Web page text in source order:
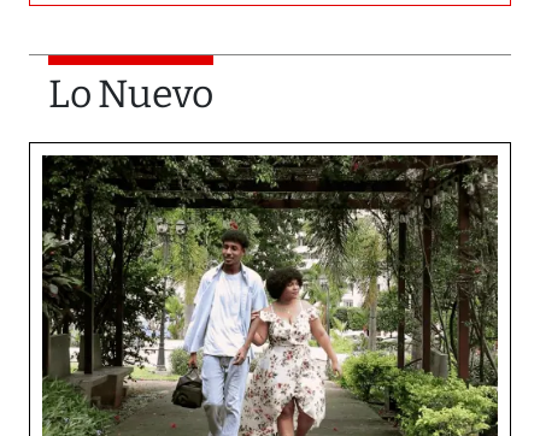
Lo Nuevo